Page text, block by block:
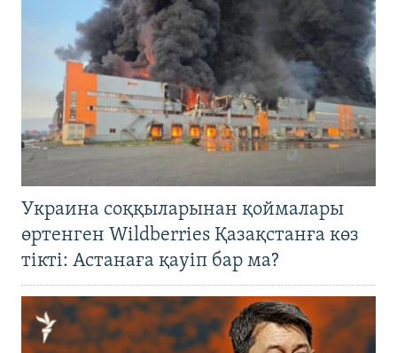
Украина соққыларынан қоймалары
өртенген Wildberries Қазақстанға көз
тікті: Астанаға қауіп бар ма?